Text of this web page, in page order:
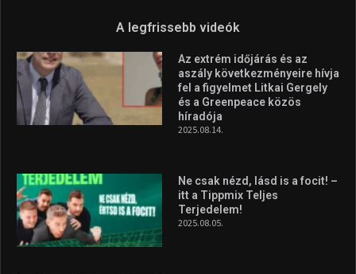
A legfrissebb videók
Az extrém időjárás és az
aszály következményeire hívja
fel a figyelmet Litkai Gergely
és a Greenpeace közös
híradója
2025.08.14.
Ne csak nézd, lásd is a focit! –
itt a Tippmix Teljes
Terjedelem!
2025.08.05.